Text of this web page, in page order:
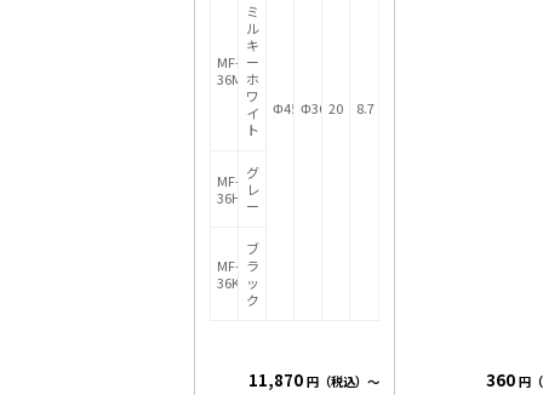
Φ45.5Φ36 20 8.7
MF-
36M
ミ
ル
キ
ー
ホ
ワ
イ
ト
MF-
36H
グ
レ
ー
MF-
36K
ブ
ラ
ッ
ク
11,870 円（税込）～ 360 円